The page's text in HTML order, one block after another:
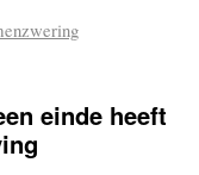
einde heeft